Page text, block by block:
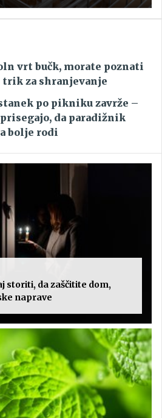
vrt bučk, morate poznati
za shranjevanje
po pikniku zavrže –
da paradižnik
bolje rodi
storiti, da zaščitite dom,
naprave